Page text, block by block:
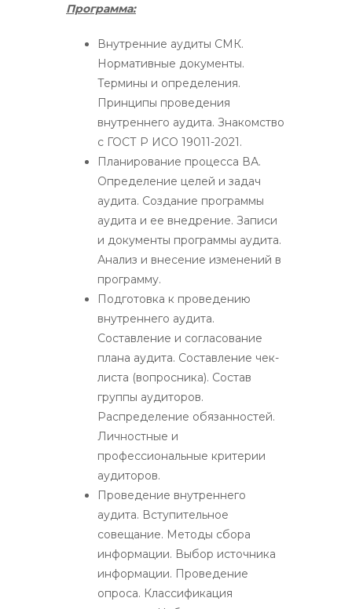
Программа:
Внутренние аудиты СМК.
Нормативные документы.
Термины и определения.
Принципы проведения
внутреннего аудита. Знакомство
с ГОСТ Р ИСО 19011-2021.
Планирование процесса ВА.
Определение целей и задач
аудита. Создание программы
аудита и ее внедрение. Записи
и документы программы аудита.
Анализ и внесение изменений в
программу.
Подготовка к проведению
внутреннего аудита.
Составление и согласование
плана аудита. Составление чек-
листа (вопросника). Состав
группы аудиторов.
Распределение обязанностей.
Личностные и
профессиональные критерии
аудиторов.
Проведение внутреннего
аудита. Вступительное
совещание. Методы сбора
информации. Выбор источника
информации. Проведение
опроса. Классификация